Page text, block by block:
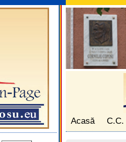
Acasă C.C.